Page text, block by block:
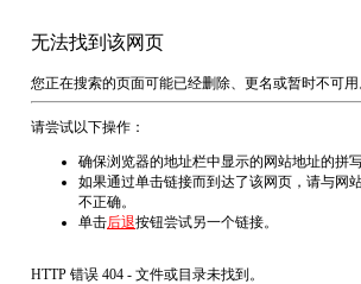
无法找到该网页
您正在搜索的页面可能已经删除、更名或暂时不可用
请尝试以下操作：
确保浏览器的地址栏中显示的网站地址的拼
如果通过单击链接而到达了该网页，请与网
不正确。
单击后退按钮尝试另一个链接。
HTTP 错误 404 - 文件或目录未找到。